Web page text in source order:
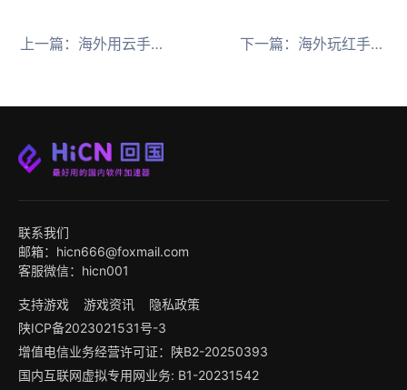
上一篇： 海外用云手机云电脑玩国服卡顿怎么办？推荐一款好用的HiCN回国加速器带你告别高延迟 下一篇： 海外玩红手指云手机卡顿怎么办？推荐一款好用的回国加速器带你畅玩国服
联系我们
邮箱：hicn666@foxmail.com
客服微信：hicn001
支持游戏 游戏资讯
隐私政策
陕ICP备2023021531号-3
增值电信业务经营许可证：陕B2-20250393
国内互联网虚拟专用网业务: B1-20231542